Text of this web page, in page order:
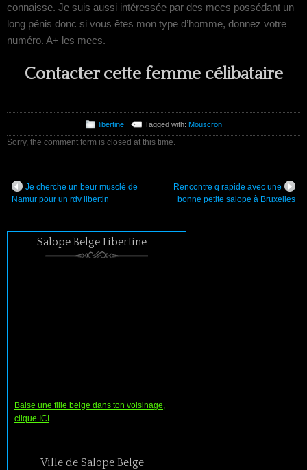
connaisse. Je suis aussi intéressée par des mecs possédant un
long pénis donc si vous êtes mon type d’homme, donnez votre
numéro. A+ les mecs.
Contacter cette femme célibataire
libertine Tagged with:Mouscron
Sorry, the comment form is closed at this time.
Je cherche un beur musclé de
Namur pour un rdv libertin
Rencontre q rapide avec une
bonne petite salope à Bruxelles
Salope Belge Libertine
Baise une fille belge dans ton voisinage,
clique ICI
Ville de Salope Belge